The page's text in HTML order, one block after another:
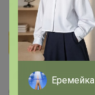
Еремейка